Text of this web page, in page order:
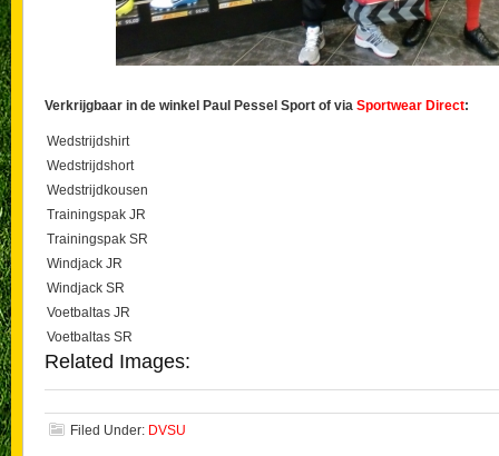
Verkrijgbaar in de winkel Paul Pessel Sport of via Sportwear Direct:
Wedstrijdshirt
Wedstrijdshort
Wedstrijdkousen
Trainingspak JR
Trainingspak SR
Windjack JR
Windjack SR
Voetbaltas JR
Voetbaltas SR
Related Images:
Filed Under: DVSU